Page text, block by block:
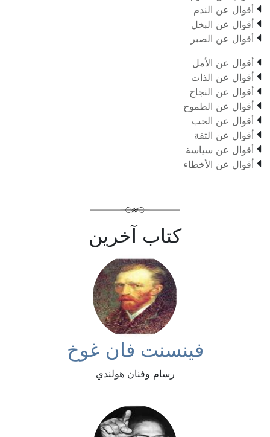
 أقوال عن الندم
 أقوال عن البخل
 أقوال عن الصبر
 أقوال عن الأمل
 أقوال عن الذات
 أقوال عن النجاح
 أقوال عن الطموح
 أقوال عن الحب
 أقوال عن الثقة
 أقوال عن سياسة
 أقوال عن الأخطاء
كتاب آخرين
فينسنت فان غوخ
رسام وفنان هولندي